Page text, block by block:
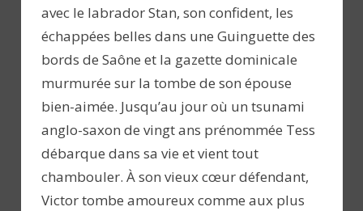
avec le labrador Stan, son confident, les
échappées belles dans une Guinguette des
bords de Saône et la gazette dominicale
murmurée sur la tombe de son épouse
bien-aimée. Jusqu’au jour où un tsunami
anglo-saxon de vingt ans prénommée Tess
débarque dans sa vie et vient tout
chambouler. À son vieux cœur défendant,
Victor tombe amoureux comme aux plus